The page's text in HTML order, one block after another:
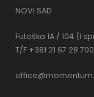
NOVI SAD
Futoška 1A / 104 (I
T/F +381 21 67 28 700